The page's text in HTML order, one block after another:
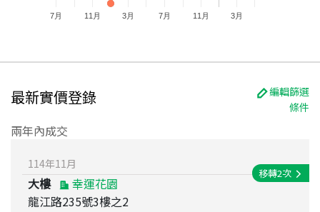
7月 11月 3月 7月 11月 3月
最新實價登錄
編輯篩選
條件
兩年內成交
114年11 月
大樓
幸運花園
龍江路235號3樓之2
移轉2次